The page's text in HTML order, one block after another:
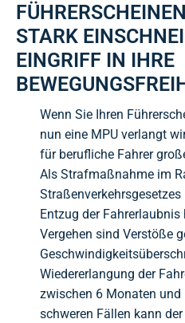
STARK
EINGRIFF IN IHRE
Wenn Sie Ihren
nun eine MPU verlangt
für berufliche Fahrer
Als Strafmaßnahme im
Entzug der
Vergehen sind Verstöße
Wiedererlangung der
zwischen 6 Monaten und
schweren Fällen kann